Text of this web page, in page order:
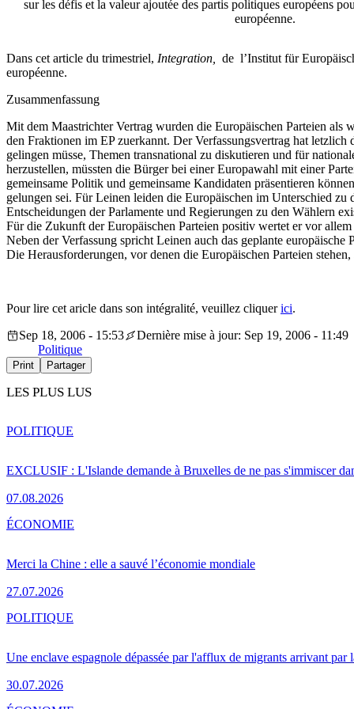
sur les défis et la valeur ajoutée des partis politiques européens
européenne.
Dans cet article du trimestriel, Integration, de l’Institut für
européenne.
Zusammenfassung
Mit dem Maastrichter Vertrag wurden die Europäischen Parteien
den Fraktionen im EP zuerkannt. Der Verfassungsvertrag hat
gelingen müsse, Themen transnational zu diskutieren und für
herzustellen, müssten die Bürger bei einer Europawahl mit einer
gemeinsame Politik und gemeinsame Kandidaten präsentieren
gelungen sei. Für Leinen leiden die Europäischen im Unterschied
Entscheidungen der Parlamente und Regierungen zu den Wählern
Für die Zukunft der Europäischen Parteien positiv wertet er vor
Neben der Verfassung spricht Leinen auch das geplante
Die Herausforderungen, vor denen die Europäischen Parteien
Pour lire cet aricle dans son intégralité, veuillez cliquerici.
Sep 18, 2006 - 15:53
Dernière mise à jour: Sep 19, 2006 - 11:49
Politique
Print Partager
LES PLUS LUS
EXCLUSIF : L'Islande demande à Bruxelles de ne pas s'immiscer
07.08.2026
POLITIQUE
Merci la Chine : elle a sauvé l’économie mondiale
27.07.2026
ÉCONOMIE
Une enclave espagnole dépassée par l'afflux de migrants arrivant par
30.07.2026
POLITIQUE